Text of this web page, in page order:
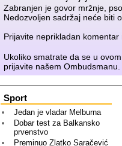
Zabranjen je govor mržnje,
Nedozvoljen sadržaj neće biti
Prijavite neprikladan
Ukoliko smatrate da se u
prijavite našemOmbudsmanu
Sport
Jedan je vladar Melburna
Dobar test za Balkansko
prvenstvo
Preminuo Zlatko Saračević